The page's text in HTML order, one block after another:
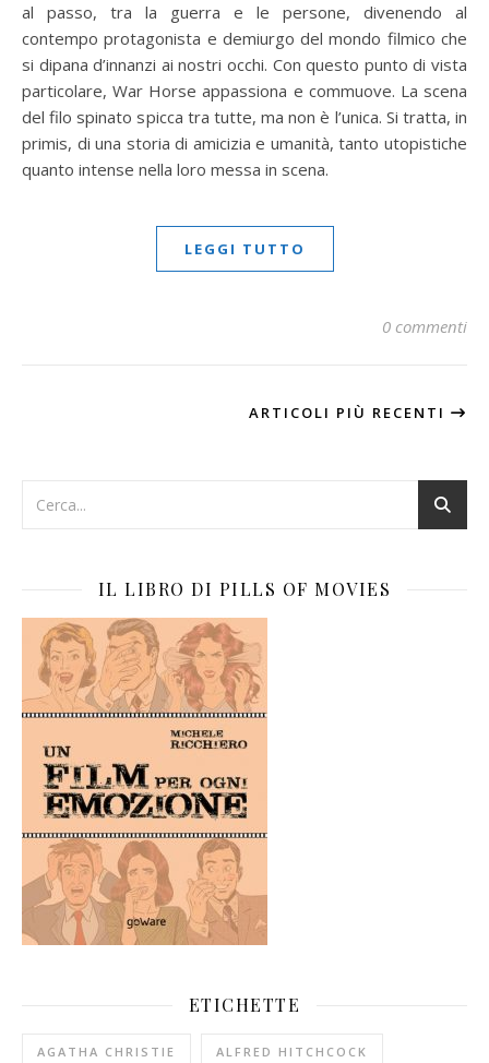
al passo, tra la guerra e le persone, divenendo al
contempo protagonista e demiurgo del mondo filmico che
si dipana d’innanzi ai nostri occhi. Con questo punto di vista
particolare, War Horse appassiona e commuove. La scena
del filo spinato spicca tra tutte, ma non è l’unica. Si tratta, in
primis, di una storia di amicizia e umanità, tanto utopistiche
quanto intense nella loro messa in scena.
LEGGI TUTTO
0 commenti
ARTICOLI PIÙ RECENTI
IL LIBRO DI PILLS OF MOVIES
ETICHETTE
AGATHA CHRISTIE ALFRED HITCHCOCK